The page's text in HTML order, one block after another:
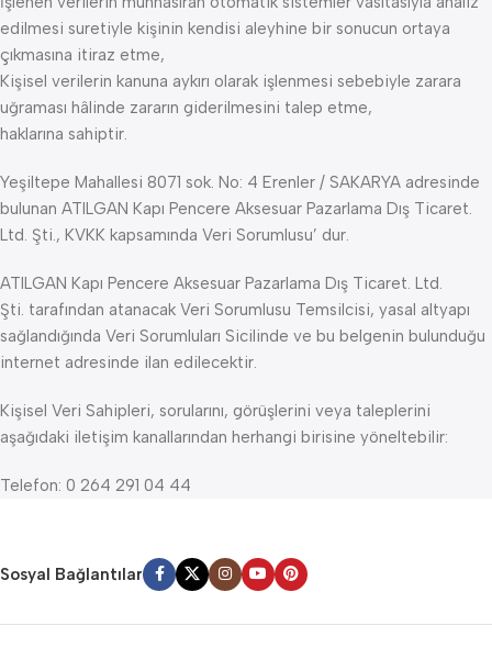
edilmesi suretiyle kişinin kendisi aleyhine bir sonucun ortaya
çıkmasına itiraz etme,
Kişisel verilerin kanuna aykırı olarak işlenmesi sebebiyle zarara
uğraması hâlinde zararın giderilmesini talep etme,
haklarına sahiptir.
Yeşiltepe Mahallesi 8071 sok. No: 4 Erenler / SAKARYA adresinde
bulunan ATILGAN Kapı Pencere Aksesuar Pazarlama Dış Ticaret.
Ltd. Şti., KVKK kapsamında Veri Sorumlusu’ dur.
ATILGAN Kapı Pencere Aksesuar Pazarlama Dış Ticaret. Ltd.
Şti. tarafından atanacak Veri Sorumlusu Temsilcisi, yasal altyapı
sağlandığında Veri Sorumluları Sicilinde ve bu belgenin bulunduğu
internet adresinde ilan edilecektir.
Kişisel Veri Sahipleri, sorularını, görüşlerini veya taleplerini
aşağıdaki iletişim kanallarından herhangi birisine yöneltebilir:
Telefon: 0 264 291 04 44
Sosyal Bağlantılar